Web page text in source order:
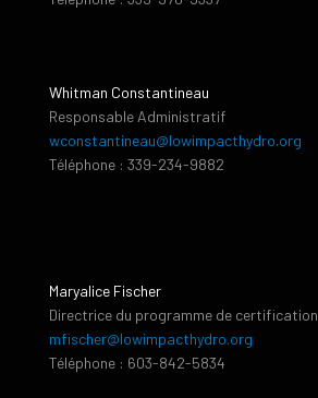
Whitman Constantineau
Responsable Administratif
wconstantineau@lowimpacthydro.org
Téléphone : 339-234-9882
Maryalice Fischer
Directrice du programme de certification
mfischer@lowimpacthydro.org
Téléphone : 603-842-5834